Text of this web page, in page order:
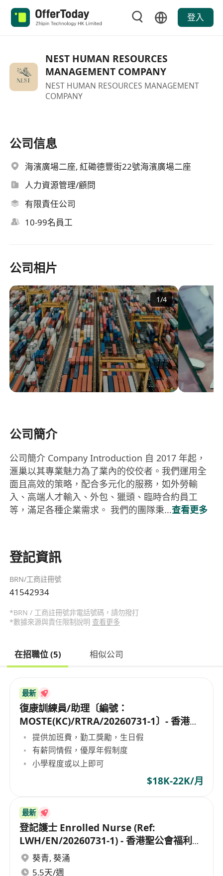
登入
NEST HUMAN RESOURCES
MANAGEMENT COMPANY
NEST HUMAN RESOURCES MANAGEMENT
COMPANY
公司信息
海濱廣場二座, 紅磡德豐街22號海濱廣場二座
人力資源管理/顧問
有限責任公司
10-99名員工
公司相片
1/4
公司簡介
公司簡介 Company Introduction 自 2017 年起，
滙巢以其專業魅力為了業內的佼佼者。我們運用全
面且高效的策略，配合多元化的服務，如外勞輸
入、高端人才輸入、外包、獵頭、臨時合約員工
等，滿足各種企業需求。 我們的團隊秉...查看更多
登記資訊
BRN/工商註冊號
41542934
*BRN / 工商註冊號非電話號碼，請勿撥打
*數據來源與責任限制說明 查看更多
在招職位 (5) 相似公司
最新
復康訓練員/助理〔編號：
MOSTE(KC)/RTRA/20260731-1〕- 香港聖
公會福利協會
提供加班費，勤工獎勵，生日假
有薪同情假，優厚年假制度
小學程度或以上即可
$18K-22K/月
最新
登記護士 Enrolled Nurse (Ref:
LWH/EN/20260731-1) - 香港聖公會福利協
會 葵青, 葵涌
5.5天/週